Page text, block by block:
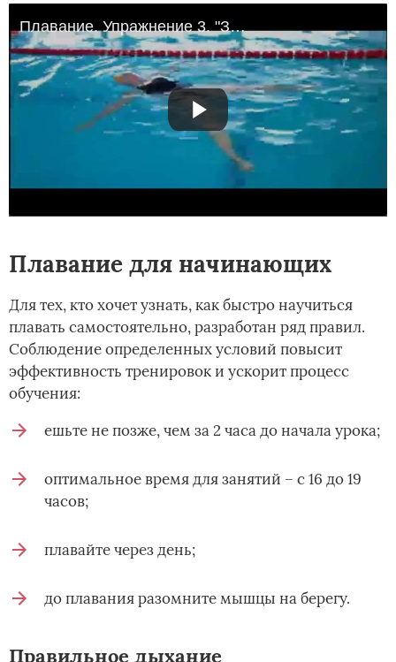
Плавание. Упражнение 3. "Звездочка на спине"
Плавание для начинающих
Для тех, кто хочет узнать, как быстро научиться
плавать самостоятельно, разработан ряд правил.
Соблюдение определенных условий повысит
эффективность тренировок и ускорит процесс
обучения:
ешьте не позже, чем за 2 часа до начала урока;
оптимальное время для занятий – с 16 до 19
часов;
плавайте через день;
до плавания разомните мышцы на берегу.
Правильное дыхание